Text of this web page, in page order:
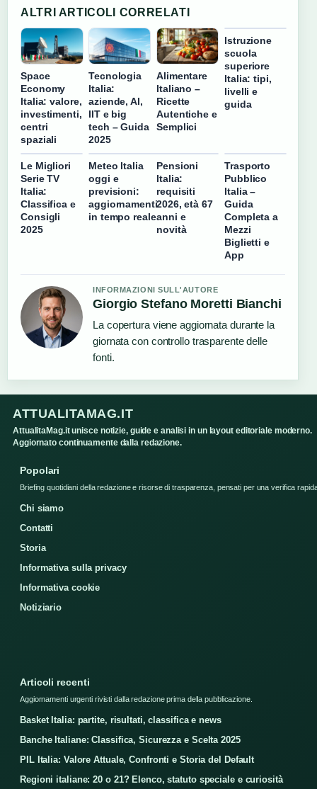
ALTRI ARTICOLI CORRELATI
Space
Economy
Italia: valore,
investimenti,
centri
spaziali
Tecnologia
Italia:
aziende, AI,
IIT e big
tech – Guida
2025
Alimentare
Italiano –
Ricette
Autentiche e
Semplici
Istruzione
scuola
superiore
Italia: tipi,
livelli e
guida
Le Migliori
Serie TV
Italia:
Classifica e
Consigli
2025
Meteo Italia
oggi e
previsioni:
aggiornamenti
in tempo reale
Pensioni
Italia:
requisiti
2026, età 67
anni e
novità
Trasporto
Pubblico
Italia –
Guida
Completa a
Mezzi
Biglietti e
App
INFORMAZIONI SULL'AUTORE
Giorgio Stefano Moretti Bianchi
La copertura viene aggiornata durante la
giornata con controllo trasparente delle
fonti.
ATTUALITAMAG.IT
AttualitaMag.it unisce notizie, guide e analisi in un layout editoriale moderno.
Aggiornato continuamente dalla redazione.
Popolari
Briefing quotidiani della redazione e risorse di trasparenza, pensati per una verifica
Chi siamo
Contatti
Storia
Informativa sulla privacy
Informativa cookie
Notiziario
Articoli recenti
Aggiornamenti urgenti rivisti dalla redazione prima della pubblicazione.
Basket Italia: partite, risultati, classifica e news
Banche Italiane: Classifica, Sicurezza e Scelta 2025
PIL Italia: Valore Attuale, Confronti e Storia del Default
Regioni italiane: 20 o 21? Elenco, statuto speciale e curiosità